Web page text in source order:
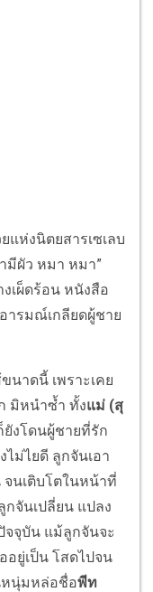
แห่งนิตยสารเซเลบ
มีผัว หมา หมา”
เผ็ดร้อน หนังสือ
ารมณ์เกลียดผู้ชาย
าดนี้ เพราะเคย
มิหนำซ้ำ ทั้งแม่ (สุ
งโดนผู้ชายที่รัก
ม่ไยดี ลูกจันเอา
นเติบโตในหน้าที่
กจันเปลี่ยน แปลง
จจุบัน แม้ลูกจันจะ
อยู่เป็น โสดไปจน
หนุ่มหล่อชื่อพีท